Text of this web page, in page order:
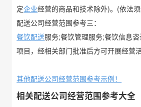
定企业经营的商品和技术除外)。(依法
配送公司经营范围参考三：
餐饮配送服务;餐饮管理服务;餐饮信息
项目，经相关部门批准后方可开展经营
其他配送公司经营范围参考示例！
相关配送公司经营范围参考大全